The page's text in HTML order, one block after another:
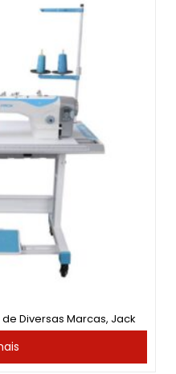
Diversas Marcas, Jack